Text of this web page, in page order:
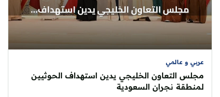
عربي و عالمي
مجلس التعاون الخليجي يدين استهداف الحوثيين
لمنطقة نجران السعودية